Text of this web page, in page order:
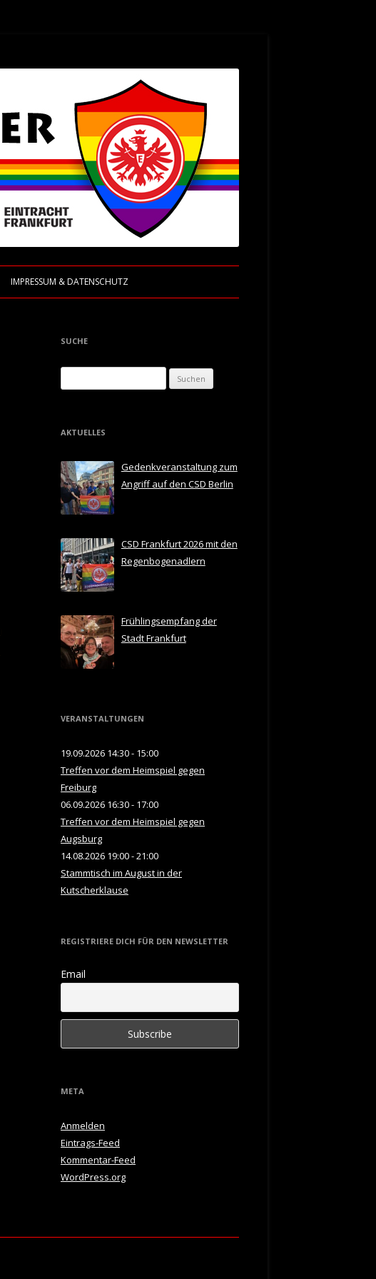
IMPRESSUM & DATENSCHUTZ
SUCHE
nach:
AKTUELLES
Gedenkveranstaltung zum
Angriff auf den CSD Berlin
CSD Frankfurt 2026 mit den
Regenbogenadlern
Frühlingsempfang der
Stadt Frankfurt
VERANSTALTUNGEN
19.09.2026 14:30 - 15:00
Treffen vor dem Heimspiel gegen
Freiburg
06.09.2026 16:30 - 17:00
Treffen vor dem Heimspiel gegen
Augsburg
14.08.2026 19:00 - 21:00
Stammtisch im August in der
Kutscherklause
REGISTRIERE DICH FÜR DEN NEWSLETTER
Email
META
Anmelden
Eintrags-Feed
Kommentar-Feed
WordPress.org